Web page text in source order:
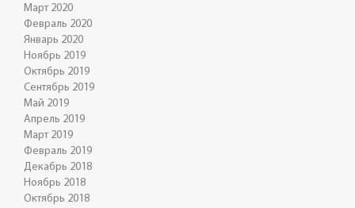
Март 2020
Февраль 2020
Январь 2020
Ноябрь 2019
Октябрь 2019
Сентябрь 2019
Май 2019
Апрель 2019
Март 2019
Февраль 2019
Декабрь 2018
Ноябрь 2018
Октябрь 2018